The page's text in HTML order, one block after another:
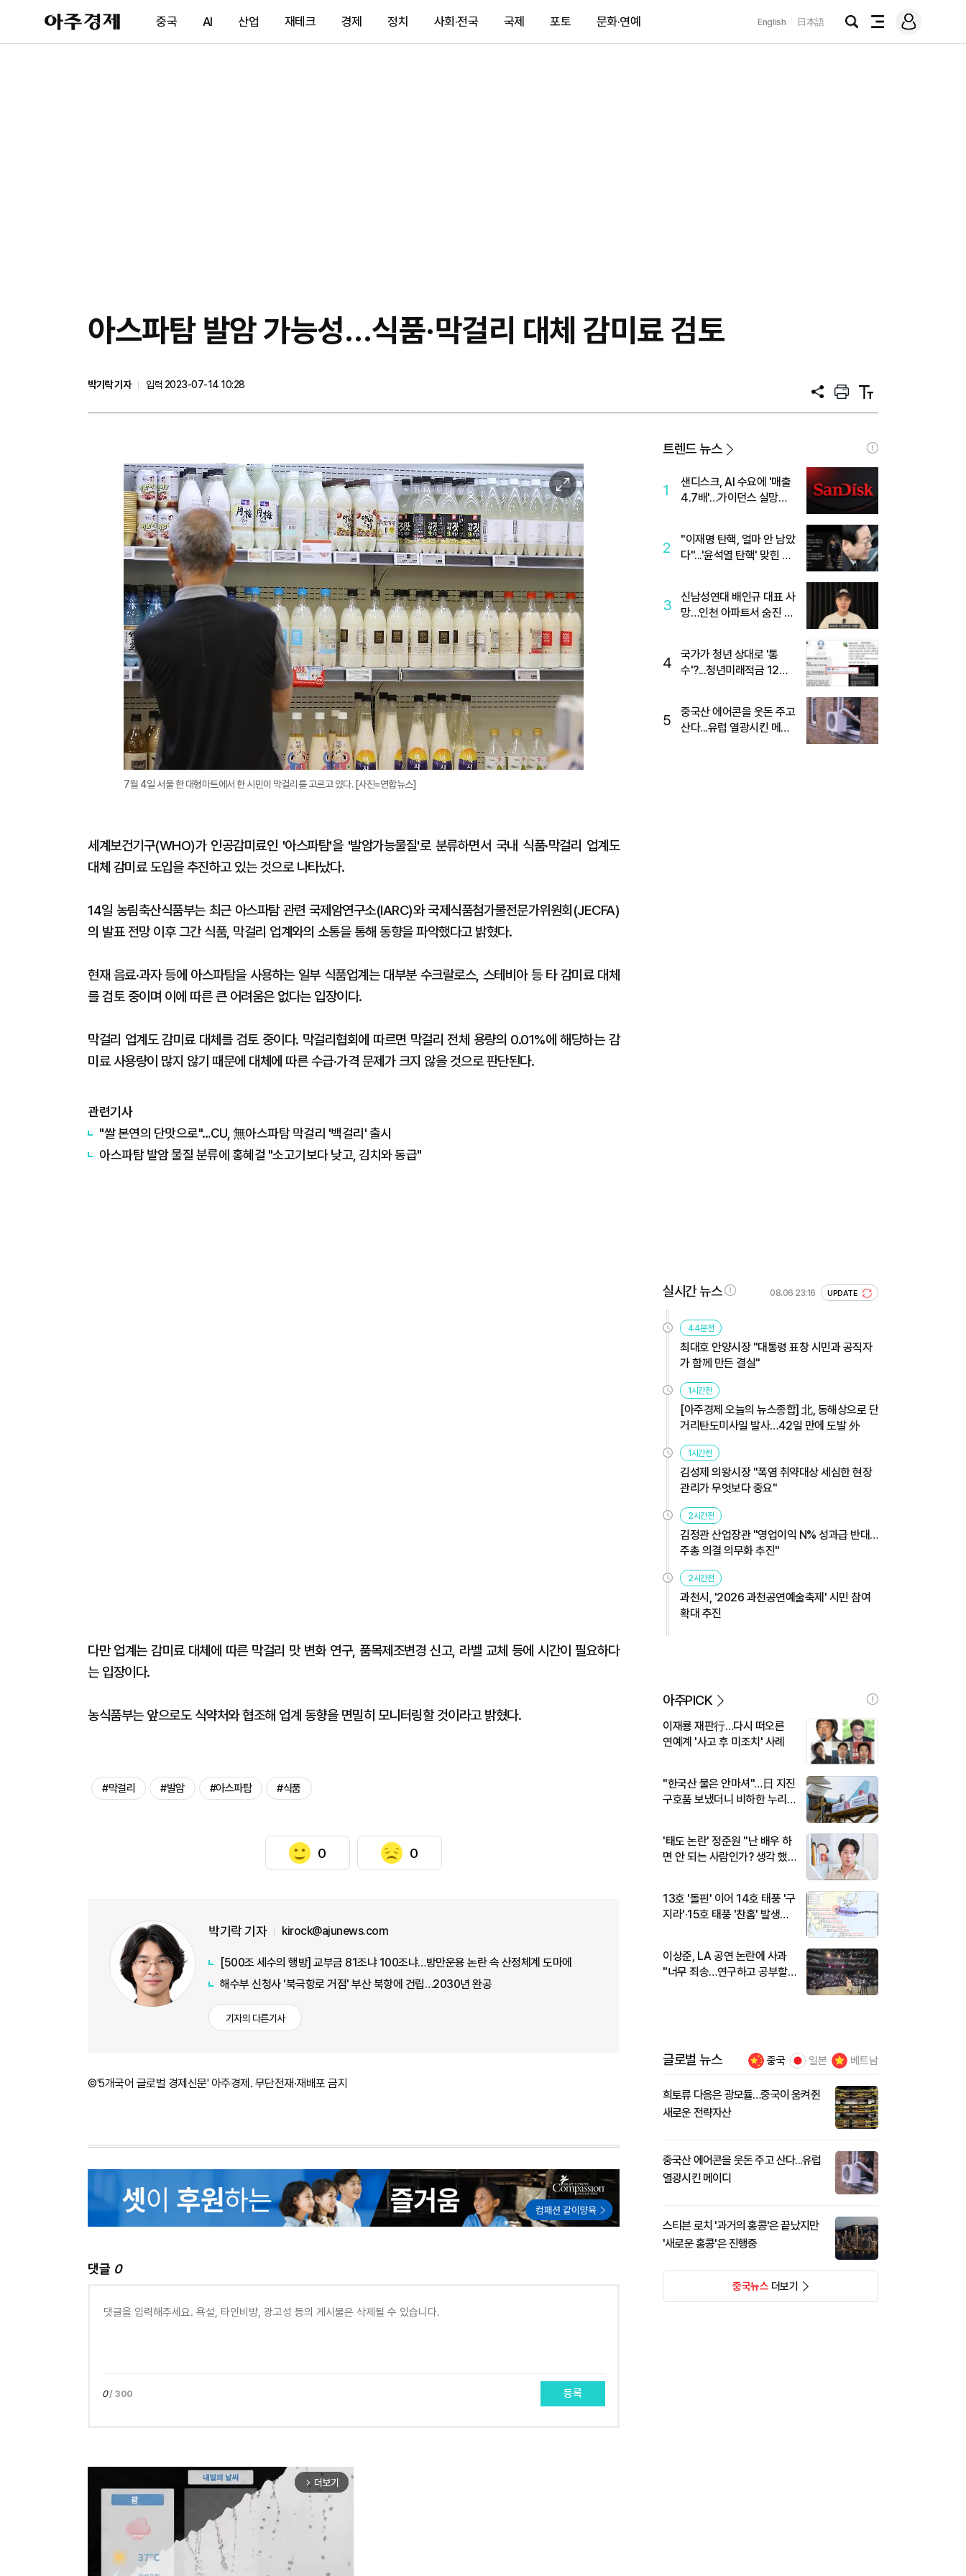
아
주
제
중국 AI 산업 재테크 경제 정치 사회·전국 국제 포토 문화·연예 English 日本語
검
전
메
그
​아스파탐 발암 가능성…식품·막걸리 대체 감미료 검토
박기락 기자
입력 2023-07-14 10:28
공
프
트
텍
트
이
미
지
확
대
7월 4일 서울 한 대형마트에서 한 시민이 막걸리를 고르고 있다. [사진=연합뉴스]
세계보건기구(WHO)가 인공감미료인 '아스파탐'을 '발암가능물질'로 분류하면서 국내 식품·막걸리 업계도
대체 감미료 도입을 추진하고 있는 것으로 나타났다.
14일 농림축산식품부는 최근 아스파탐 관련 국제암연구소(IARC)와 국제식품첨가물전문가위원회(JECFA)
의 발표 전망 이후 그간 식품, 막걸리 업계와의 소통을 통해 동향을 파악했다고 밝혔다.
현재 음료·과자 등에 아스파탐을 사용하는 일부 식품업계는 대부분 수크랄로스, 스테비아 등 타 감미료 대체
를 검토 중이며 이에 따른 큰 어려움은 없다는 입장이다.
막걸리 업계도 감미료 대체를 검토 중이다. 막걸리협회에 따르면 막걸리 전체 용량의 0.01%에 해당하는 감
미료 사용량이 많지 않기 때문에 대체에 따른 수급·가격 문제가 크지 않을 것으로 판단된다.
관련기사
​"쌀 본연의 단맛으로"…CU, 無아스파탐 막걸리 '백걸리' 출시
아스파탐 발암 물질 분류에 홍혜걸 "소고기보다 낮고, 김치와 동급"
다만 업계는 감미료 대체에 따른 막걸리 맛 변화 연구, 품목제조변경 신고, 라벨 교체 등에 시간이 필요하다
는 입장이다.
농식품부는 앞으로도 식약처와 협조해 업계 동향을 면밀히 모니터링할 것이라고 밝혔다.
#막걸리 #발암 #아스파탐 #식품
0 0
박기락 기자 kirock@ajunews.com
[500조 세수의 행방] 교부금 81조냐 100조냐…방만운용 논란 속 산정체계 도마에
해수부 신청사 '북극항로 거점' 부산 북항에 건립…2030년 완공
기자의 다른기사
©'5개국어 글로벌 경제신문' 아주경제. 무단전재·재배포 금지
댓글 0
0/ 300 등록
arrow_forward_ios 더보기
트렌드 뉴스
1
샌디스크, AI 수요에 '매출
4.7배'…가이던스 실망에
2
"이재명 탄핵, 얼마 안 남았
다"...'윤석열 탄핵' 맞힌 무
3
신남성연대 배인규 대표 사
망…인천 아파트서 숨진 채
4
국가가 청년 상대로 '통
수'?...청년미래적금 12%
5
중국산 에어콘을 웃돈 주고
산다...유럽 열광시킨 메이
실시간 뉴스 08.06 23:16 UPDATE
44분전
최대호 안양시장 "대통령 표창 시민과 공직자
가 함께 만든 결실"
1시간전
[아주경제 오늘의 뉴스종합] 北, 동해상으로 단
거리탄도미사일 발사…42일 만에 도발 外
1시간전
김성제 의왕시장 "폭염 취약대상 세심한 현장
관리가 무엇보다 중요"
2시간전
김정관 산업장관 "영업이익 N% 성과급 반대…
주총 의결 의무화 추진"
2시간전
과천시, '2026 과천공연예술축제' 시민 참여
확대 추진
아주PICK
이재룡 재판行…다시 떠오른
연예계 '사고 후 미조치' 사례
"한국산 물은 안마셔"…日 지진
구호품 보냈더니 비하한 누리
'태도 논란' 정준원 "난 배우 하
면 안 되는 사람인가? 생각 했
13호 '돌핀' 이어 14호 태풍 '구
지라'·15호 태풍 '찬홈' 발생…
이상준, LA 공연 논란에 사과
"너무 죄송…연구하고 공부할
글로벌 뉴스 중국 일본 베트남
희토류 다음은 광모듈…중국이 움켜쥔
새로운 전략자산
중국산 에어콘을 웃돈 주고 산다...유럽
열광시킨 메이디
스티븐 로치 '과거의 홍콩'은 끝났지만
'새로운 홍콩'은 진행중
중국뉴스더보기